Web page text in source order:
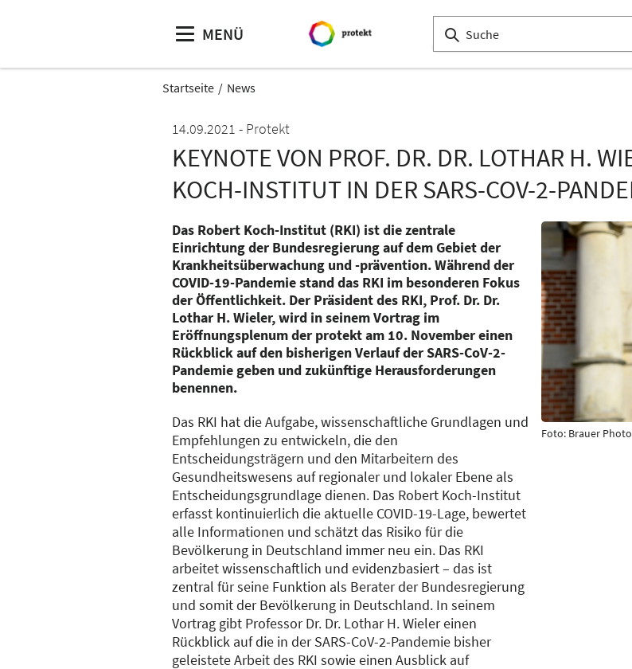
MENÜ
Startseite News
14.09.2021
Protekt
KEYNOTE VON PROF. DR. DR. LOTHAR H.
KOCH-INSTITUT IN DER SARS-COV-2-
Das Robert Koch-Institut (RKI) ist die zentrale
Einrichtung der Bundesregierung auf dem Gebiet der
Krankheitsüberwachung und -prävention. Während der
COVID-19-Pandemie stand das RKI im besonderen Fokus
der Öffentlichkeit. Der Präsident des RKI, Prof. Dr. Dr.
Lothar H. Wieler, wird in seinem Vortrag im
Eröffnungsplenum der protekt am 10. November einen
Rückblick auf den bisherigen Verlauf der SARS-CoV-2-
Pandemie geben und zukünftige Herausforderungen
benennen.
Das RKI hat die Aufgabe, wissenschaftliche Grundlagen und
Empfehlungen zu entwickeln, die den
Entscheidungsträgern und den Mitarbeitern des
Gesundheitswesens auf regionaler und lokaler Ebene als
Entscheidungsgrundlage dienen. Das Robert Koch-Institut
erfasst kontinuierlich die aktuelle COVID-19-Lage, bewertet
alle Informationen und schätzt das Risiko für die
Bevölkerung in Deutschland immer neu ein. Das RKI
arbeitet wissenschaftlich und evidenzbasiert – das ist
zentral für seine Funktion als Berater der Bundesregierung
und somit der Bevölkerung in Deutschland. In seinem
Vortrag gibt Professor Dr. Dr. Lothar H. Wieler einen
Rückblick auf die in der SARS-CoV-2-Pandemie bisher
geleistete Arbeit des RKI sowie einen Ausblick auf
Foto: Brauer